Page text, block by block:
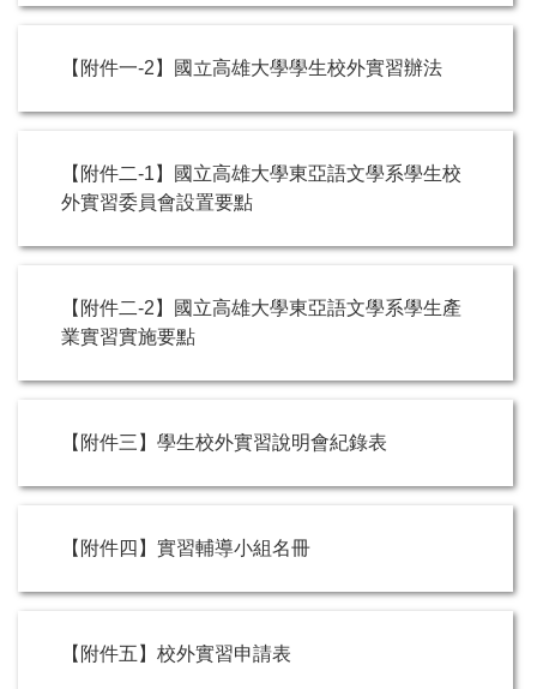
【附件一-2】國立高雄大學學生校外實習辦法
【附件二-1】國立高雄大學東亞語文學系學生校
外實習委員會設置要點
【附件二-2】國立高雄大學東亞語文學系學生產
業實習實施要點
【附件三】學生校外實習說明會紀錄表
【附件四】實習輔導小組名冊
【附件五】校外實習申請表